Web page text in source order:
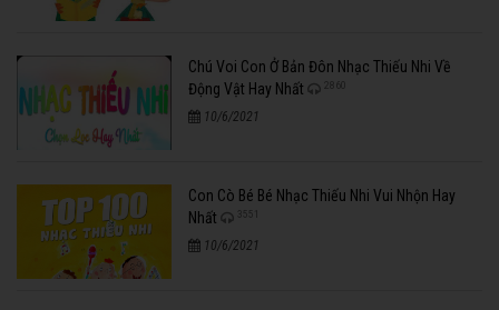
Chú Voi Con Ở Bản Đôn Nhạc Thiếu Nhi Về
Động Vật Hay Nhất
2860
10/6/2021
Con Cò Bé Bé Nhạc Thiếu Nhi Vui Nhộn Hay
Nhất
3551
10/6/2021